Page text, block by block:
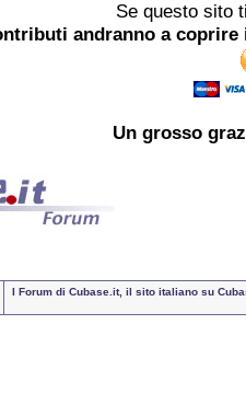
Se questo sito
andranno a
Un grosso
I Forum di Cubase.it, il sito italiano su